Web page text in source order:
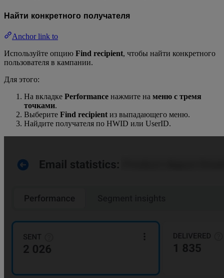
Найти конкретного получателя
Anchor link to
Используйте опцию Find recipient, чтобы найти конкретного
пользователя в кампании.
Для этого:
На вкладке Performance нажмите на меню с тремя
точками.
Выберите Find recipient из выпадающего меню.
Найдите получателя по HWID или UserID.